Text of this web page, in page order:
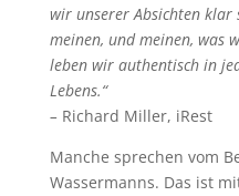
wir unserer Absichten klar
meinen, und meinen, was
leben wir authentisch in
Lebens.“
– Richard Miller, iRest
Manche sprechen vom
Wassermanns. Das ist